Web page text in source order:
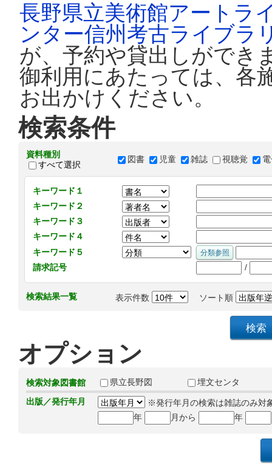
長野県立美術館アートラ
ンター信州考古ライブラ
が、予約や貸出しができ
御利用にあたっては、各
お出かけください。
検索条件
資料種別
すべて選択
図書 児童 雑誌 視聴覚
キーワード１
キーワード２
キーワード３
キーワード４
キーワード５
請求記号
/
検索結果一覧 表示件数 ソート順
オプション
検索対象図書館 県立長野図
埋文センタ
出版／発行年月
※発行年月の検索は雑誌のみ対
年
月から 年